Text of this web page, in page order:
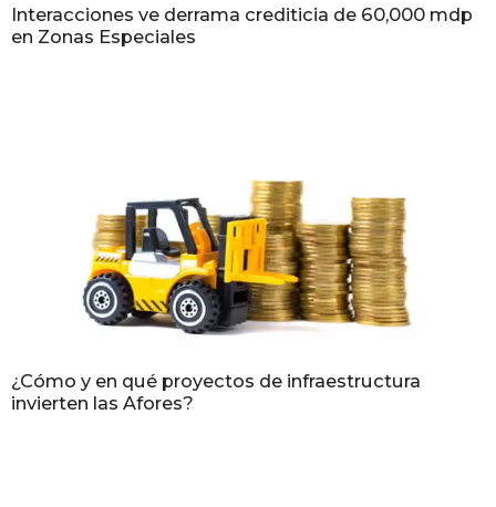
Interacciones ve derrama crediticia de 60,000 mdp
en Zonas Especiales
¿Cómo y en qué proyectos de infraestructura
invierten las Afores?